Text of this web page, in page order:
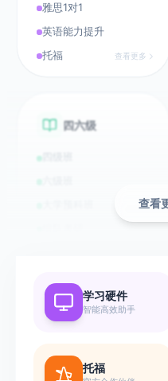
我
的
App
单
的
现
查看更多
雅思1对1
英语能力提升
托福
四六级
四级班
日语
法语
德语
查看
学习硬件
智能高效助手
托福